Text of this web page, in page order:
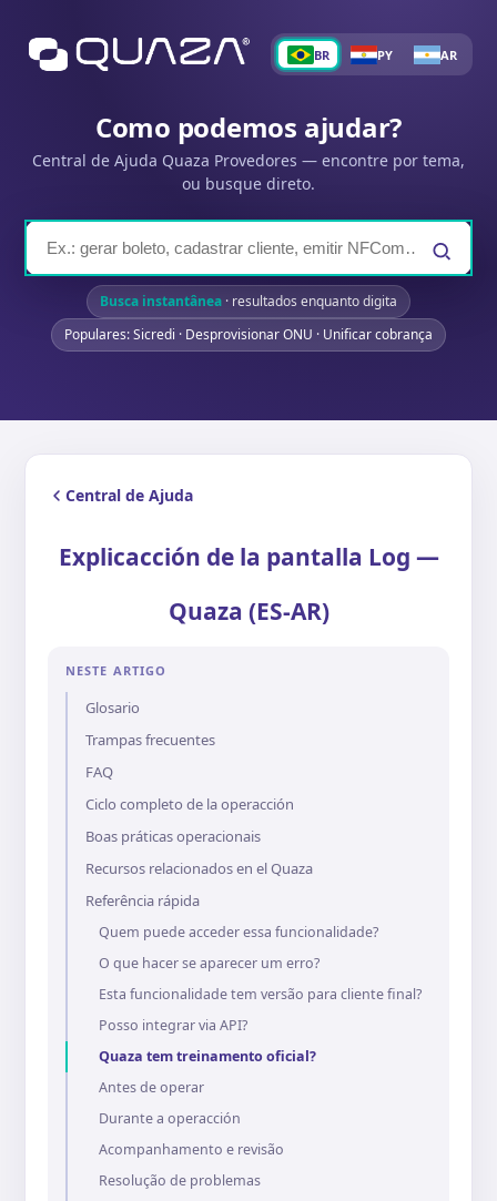
BR PY AR
Como podemos ajudar?
Central de Ajuda Quaza Provedores — encontre por tema,
ou busque direto.
Busca instantânea · resultados enquanto digita
Populares: Sicredi · Desprovisionar ONU · Unificar cobrança
Central de Ajuda
Explicacción de la pantalla Log —
Quaza (ES-AR)
NESTE ARTIGO
Glosario
Trampas frecuentes
FAQ
Ciclo completo de la operacción
Boas práticas operacionais
Recursos relacionados en el Quaza
Referência rápida
Quem puede acceder essa funcionalidade?
O que hacer se aparecer um erro?
Esta funcionalidade tem versão para cliente final?
Posso integrar via API?
Quaza tem treinamento oficial?
Antes de operar
Durante a operacción
Acompanhamento e revisão
Resolução de problemas